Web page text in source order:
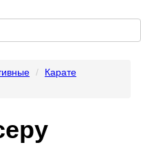
Карате